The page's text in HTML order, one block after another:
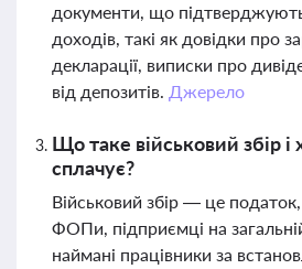
документи, що підтверджують
доходів, такі як довідки про
декларації, виписки про
від депозитів. Джерело
Що таке військовий збір і
сплачує?
Військовий збір — це
ФОПи, підприємці на
наймані працівники за